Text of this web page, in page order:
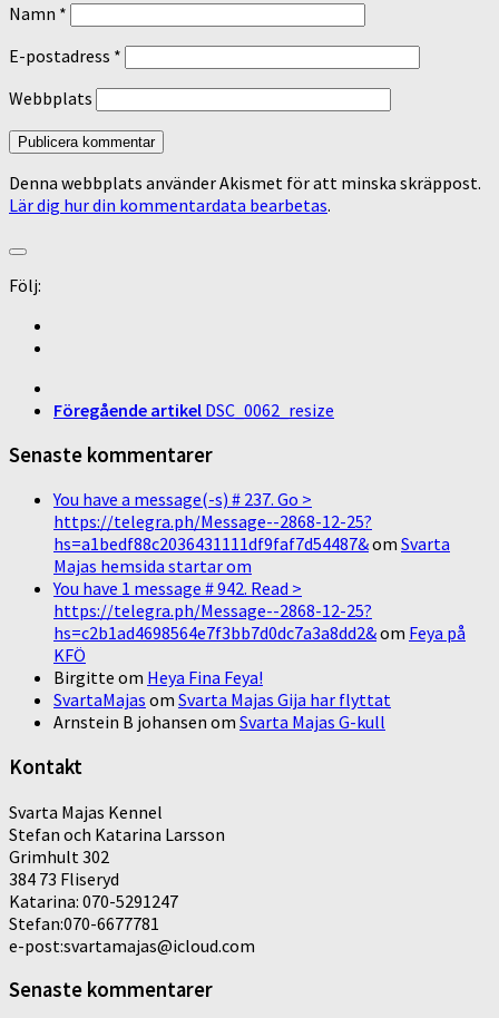
Namn *
E-postadress *
Webbplats
Denna webbplats använder Akismet för att minska skräppost.
Lär dig hur din kommentardata bearbetas.
Följ:
Föregående artikel DSC_0062_resize
Senaste kommentarer
You have a message(-s) # 237. Go >
https://telegra.ph/Message--2868-12-25?
hs=a1bedf88c2036431111df9faf7d54487&om Svarta
Majas hemsida startar om
You have 1 message # 942. Read >
https://telegra.ph/Message--2868-12-25?
hs=c2b1ad4698564e7f3bb7d0dc7a3a8dd2&om Feya på
KFÖ
Birgitte om Heya Fina Feya!
SvartaMajas om Svarta Majas Gija har flyttat
Arnstein B johansen om Svarta Majas G-kull
Kontakt
Svarta Majas Kennel
Stefan och Katarina Larsson
Grimhult 302
384 73 Fliseryd
Katarina: 070-5291247
Stefan:070-6677781
e-post:svartamajas@icloud.com
Senaste kommentarer